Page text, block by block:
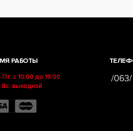
РАБОТЫ
Пт: с 10:00 до 19:00
Вс: выходной